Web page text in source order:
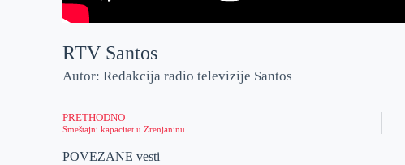
RTV Santos
Autor: Redakcija radio televizije Santos
PRETHODNO
Smeštajni kapacitet u Zrenjaninu
POVEZANE vesti